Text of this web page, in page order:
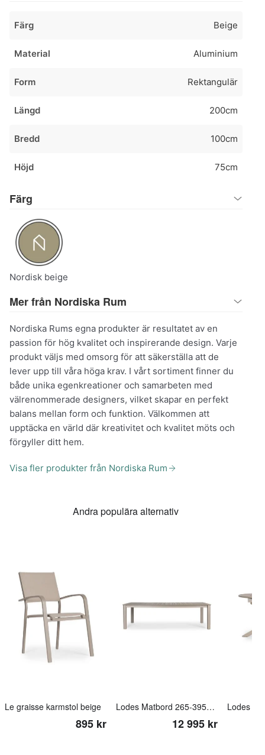
Färg Beige
Material Aluminium
Form Rektangulär
Längd 200cm
Bredd 100cm
Höjd 75cm
Färg
Nordisk beige
Mer från Nordiska Rum
Nordiska Rums egna produkter är resultatet av en
passion för hög kvalitet och inspirerande design. Varje
produkt väljs med omsorg för att säkerställa att de
lever upp till våra höga krav. I vårt sortiment finner du
både unika egenkreationer och samarbeten med
välrenommerade designers, vilket skapar en perfekt
balans mellan form och funktion. Välkommen att
upptäcka en värld där kreativitet och kvalitet möts och
förgyller ditt hem.
Visa fler produkter från Nordiska Rum
Andra populära alternativ
Le graisse karmstol beige
895 kr
Lodes Matbord 265-395x110cm beige
12 995 kr